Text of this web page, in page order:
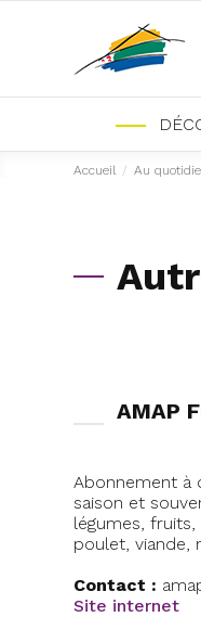
Accueil / Au
AMAP
Abonnement à
saison et
légumes,
poulet, viande,
Contact :
Site internet